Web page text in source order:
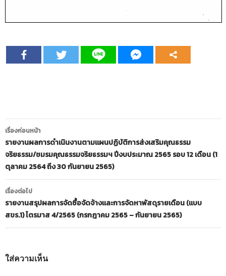
เมนู
นำทาง
เรื่อง
เรื่องก่อนหน้า
รายงานผลการดำเนินงานตามแผนปฏิบัติการส่งเสริมคุณธรรม
จริยธรรม/ชมรมคุณธรรมจริยธรรมฯ ปีงบประมาณ 2565 รอบ 12 เดือน (1
ตุลาคม 2564 ถึง 30 กันยายน 2565)
เรื่องต่อไป
รายงานสรุปผลการจัดซื้อจัดจ้างและการจัดหาพัสดุรายเดือน (แบบ
สขร.1) ไตรมาส 4/2565 (กรกฎาคม 2565 – กันยายน 2565)
ใส่ความเห็น